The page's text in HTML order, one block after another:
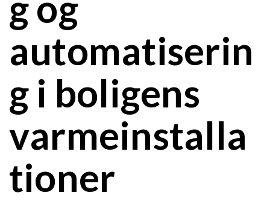
automatiserin
g i boligens
varmeinstalla
tioner